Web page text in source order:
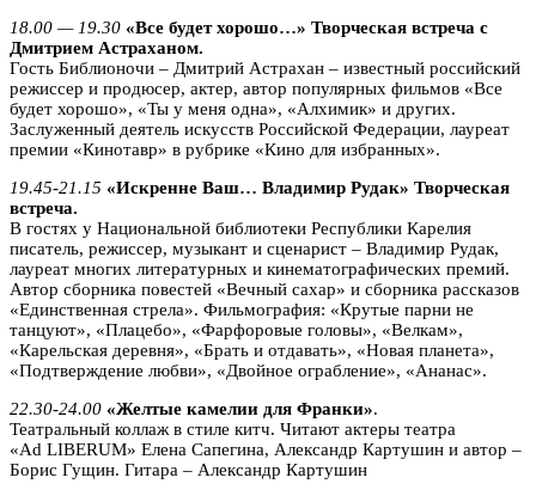
18.00 — 19.30 «Все будет хорошо…» Творческая встреча с
Дмитрием Астраханом.
Гость Библионочи – Дмитрий Астрахан – известный российский
режиссер и продюсер, актер, автор популярных фильмов «Все
будет хорошо», «Ты у меня одна», «Алхимик» и других.
Заслуженный деятель искусств Российской Федерации, лауреат
премии «Кинотавр» в рубрике «Кино для избранных».
19.45-21.15 «Искренне Ваш… Владимир Рудак» Творческая
встреча.
В гостях у Национальной библиотеки Республики Карелия
писатель, режиссер, музыкант и сценарист – Владимир Рудак,
лауреат многих литературных и кинематографических премий.
Автор сборника повестей «Вечный сахар» и сборника рассказов
«Единственная стрела». Фильмография: «Крутые парни не
танцуют», «Плацебо», «Фарфоровые головы», «Велкам»,
«Карельская деревня», «Брать и отдавать», «Новая планета»,
«Подтверждение любви», «Двойное ограбление», «Ананас».
22.30-24.00 «Желтые камелии для Франки».
Театральный коллаж в стиле китч. Читают актеры театра
«Ad LIBERUM» Елена Сапегина, Александр Картушин и автор –
Борис Гущин. Гитара – Александр Картушин